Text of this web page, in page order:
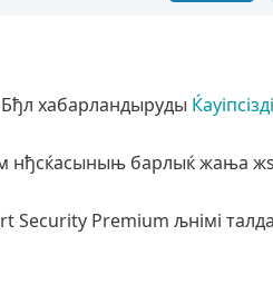
хабарландыруды
барлыќ жања
Security Premium љнімі